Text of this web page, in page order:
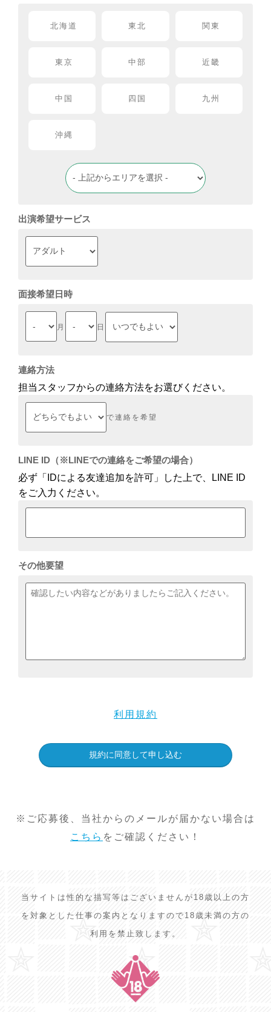
北海道 東北 関東
東京 中部 近畿
中国 四国 九州
沖縄
出演希望サービス
面接希望日時
月 日
連絡方法
担当スタッフからの連絡方法をお選びください。
で連絡を希望
LINE ID（※LINEでの連絡をご希望の場合）
必ず「IDによる友達追加を許可」した上で、LINE ID
をご入力ください。
その他要望
利用規約
※ご応募後、当社からのメールが届かない場合は
こちら をご確認ください！
当サイトは性的な描写等はございませんが18歳以上の方
を対象とした仕事の案内となりますので18歳未満の方の
利用を禁止致します。